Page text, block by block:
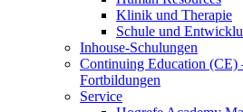
Klinik und Therapie
Schule und
Inhouse-Schulungen
Continuing Education (CE)
Fortbildungen
Service